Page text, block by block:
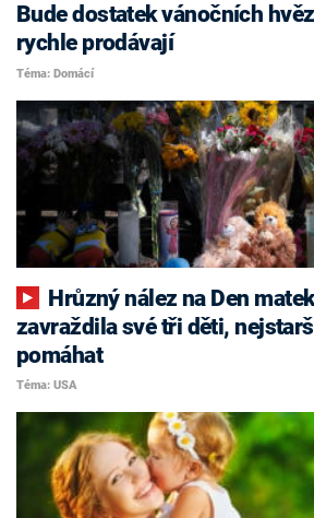
Bude dostatek vánočních
rychle prodávají
Téma: Domácí
zavraždila své tři děti,
pomáhat
Téma: USA